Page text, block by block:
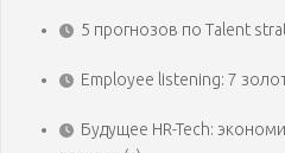
5 прогнозов по Talent
Employee listening: 7
Будущее HR-Tech: